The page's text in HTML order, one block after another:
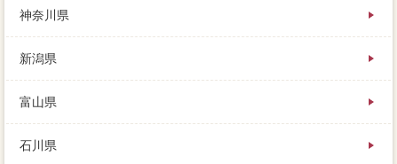
興味がある人が戸建に訪れます。
神奈川県
新潟県
富山県
石川県